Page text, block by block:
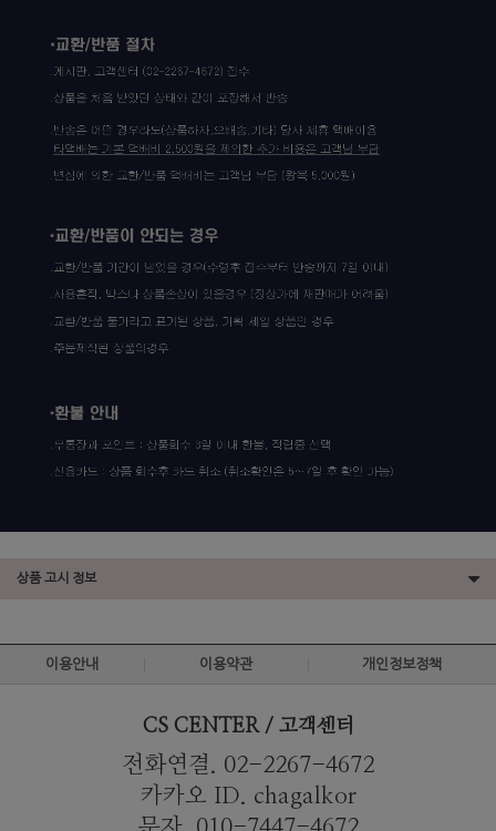
상품 고시 정보
이용안내 이용약관 개인정보정책
CS CENTER / 고객센터
전화연결. 02-2267-4672
카카오 ID. chagalkor